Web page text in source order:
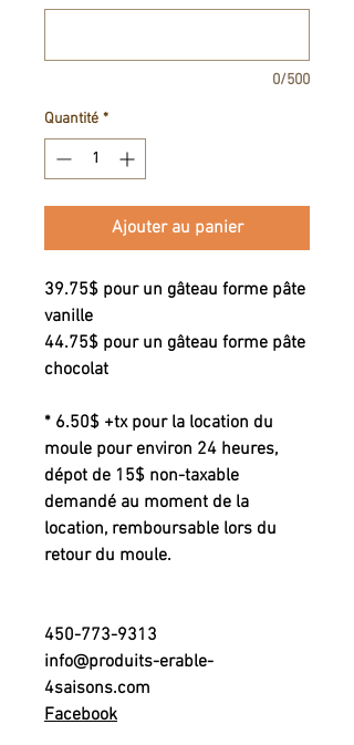
0/500
Quantité *
Ajouter au panier
39.75$ pour un gâteau forme pâte
vanille
44.75$ pour un gâteau forme pâte
chocolat
* 6.50$ +tx pour la location du
moule pour environ 24 heures,
dépot de 15$ non-taxable
demandé au moment de la
location, remboursable lors du
retour du moule.
450-773-9313
info@produits-erable-
4saisons.com
Facebook